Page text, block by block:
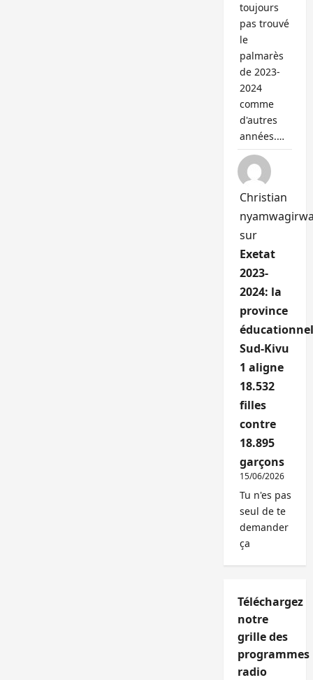
toujours
pas trouvé
le
palmarès
de 2023-
2024
comme
d'autres
années.…
Christian
sur
Exetat
2023-
2024: la
province
Sud-Kivu
1 aligne
18.532
filles
contre
18.895
garçons
15/06/2026
Tu n'es pas
seul de te
demander
ça
Téléchargez
notre
grille des
programmes
radio